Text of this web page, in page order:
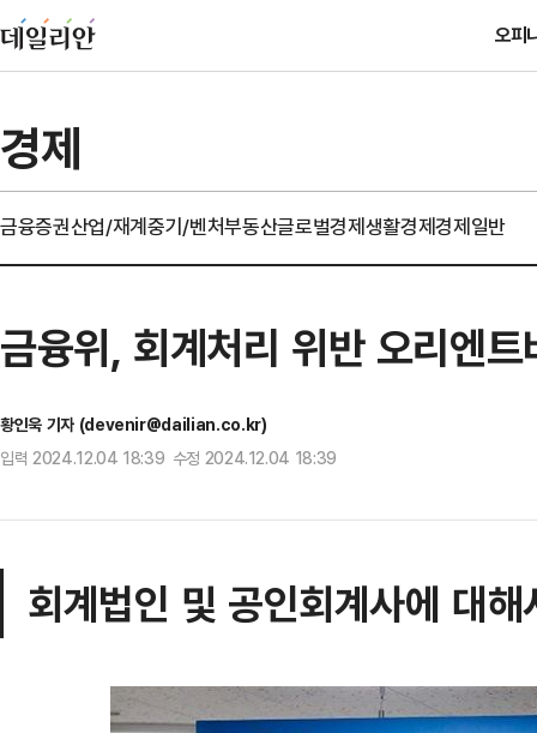
오피
경제
금융증권산업/재계중기/벤처부동산글로벌경제생활경제경제일반
금융위, 회계처리 위반 오리엔
황인욱 기자 (devenir@dailian.co.kr)
입력 2024.12.04 18:39 수정 2024.12.04 18:39
회계법인 및 공인회계사에 대